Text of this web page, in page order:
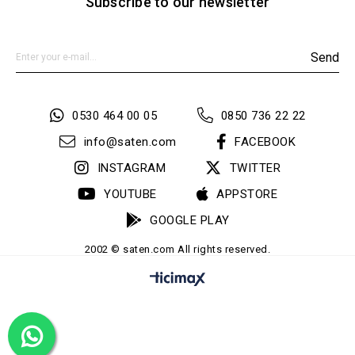
Send
0530 464 00 05
0850 736 22 22
info@saten.com
FACEBOOK
INSTAGRAM
TWITTER
YOUTUBE
APPSTORE
GOOGLE PLAY
2002 © saten.com All rights reserved.